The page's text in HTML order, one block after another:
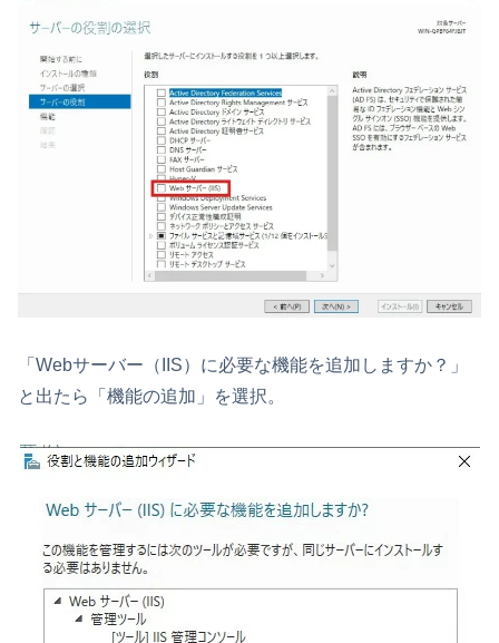
「Webサーバー（IIS）に必要な機能を追加しますか？」
と出たら「機能の追加」を選択。